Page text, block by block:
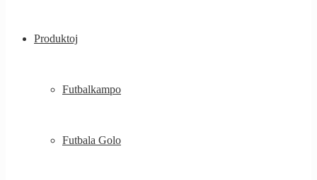
Produktoj
Futbalkampo
Futbala Golo